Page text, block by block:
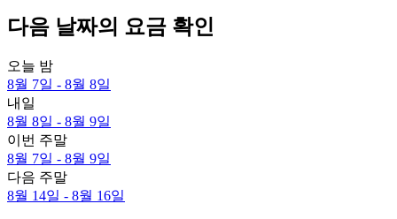
다음 날짜의 요금 확인
오늘 밤
8월 7일 - 8월 8일
내일
8월 8일 - 8월 9일
이번 주말
8월 7일 - 8월 9일
다음 주말
8월 14일 - 8월 16일